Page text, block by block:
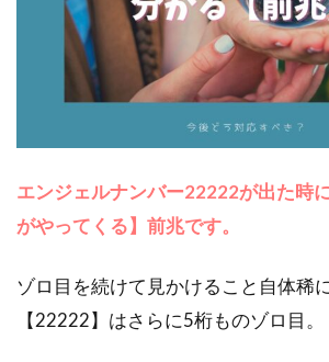
エンジェ
ルナンバ
ー
【22222】
の意味や
ジは？
3
もっ
と細
知り
たい
人は
エンジェルナンバー22222が出た時
がやってくる】前兆です。
ゾロ目を続けて見かけること自体稀
【22222】はさらに5桁ものゾロ目。